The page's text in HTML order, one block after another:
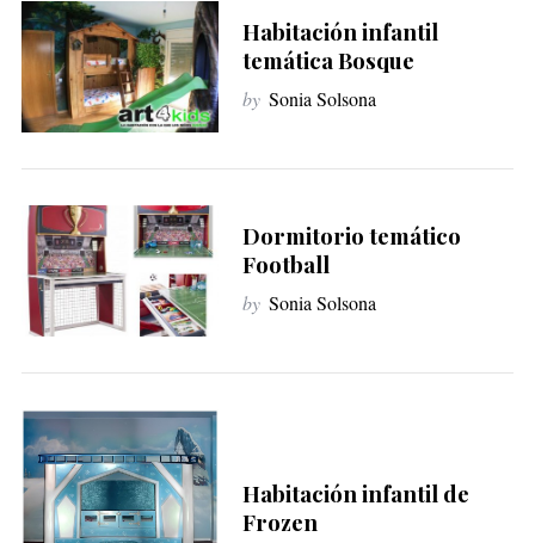
Habitación infantil
temática Bosque
by Sonia Solsona
Dormitorio temático
Football
by Sonia Solsona
Habitación infantil de
Frozen